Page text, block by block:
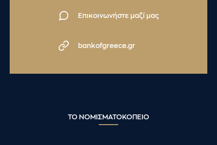
Επικοινωνήστε μαζί μας
bankofgreece.gr
ΤΟ ΝΟΜΙΣΜΑΤΟΚΟΠΕΙΟ